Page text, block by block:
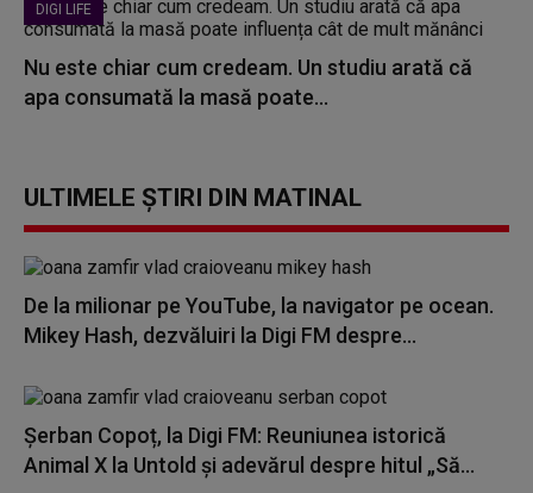
DIGI LIFE
Nu este chiar cum credeam. Un studiu arată că
apa consumată la masă poate...
ULTIMELE ȘTIRI DIN MATINAL
De la milionar pe YouTube, la navigator pe ocean.
Mikey Hash, dezvăluiri la Digi FM despre...
Șerban Copoț, la Digi FM: Reuniunea istorică
Animal X la Untold și adevărul despre hitul „Să...